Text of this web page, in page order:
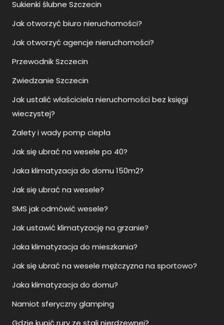
Jak otworzyć agencje nieruchomości?
Przewodnik Szczecin
Zwiedzanie Szczecin
Jak ustalić właściciela nieruchomości bez księgi
wieczystej?
Zalety i wady pomp ciepła
Jak się ubrać na wesele po 40?
Jaka klimatyzacja do domu 150m2?
Jak się ubrać na wesele?
SMS jak odmówić wesele?
Jak ustawić klimatyzację na grzanie?
Jaka klimatyzacja do mieszkania?
Jak się ubrać na wesele mężczyzna na sportowo?
Jaka klimatyzacja do domu?
Namiot sferyczny glamping
Gdzie kupić rury ze stali nierdzewnej?
Jak ubrać się na wesele jako gość?